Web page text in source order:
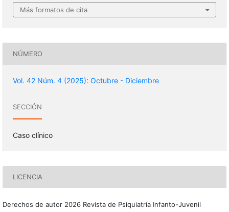
Más formatos de cita
NÚMERO
Vol. 42 Núm. 4 (2025): Octubre - Diciembre
SECCIÓN
Caso clínico
LICENCIA
Derechos de autor 2026 Revista de Psiquiatría Infanto-Juvenil